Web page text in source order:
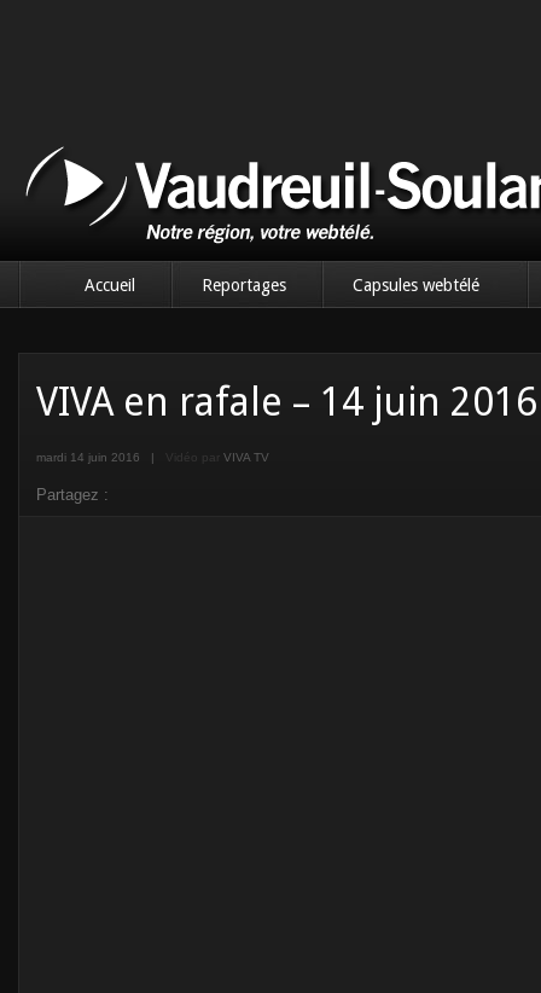
Accueil Reportages Capsules webtélé
VIVA en rafale – 14 juin 2016
mardi 14 juin 2016 | Vidéo par VIVA TV
Partagez :